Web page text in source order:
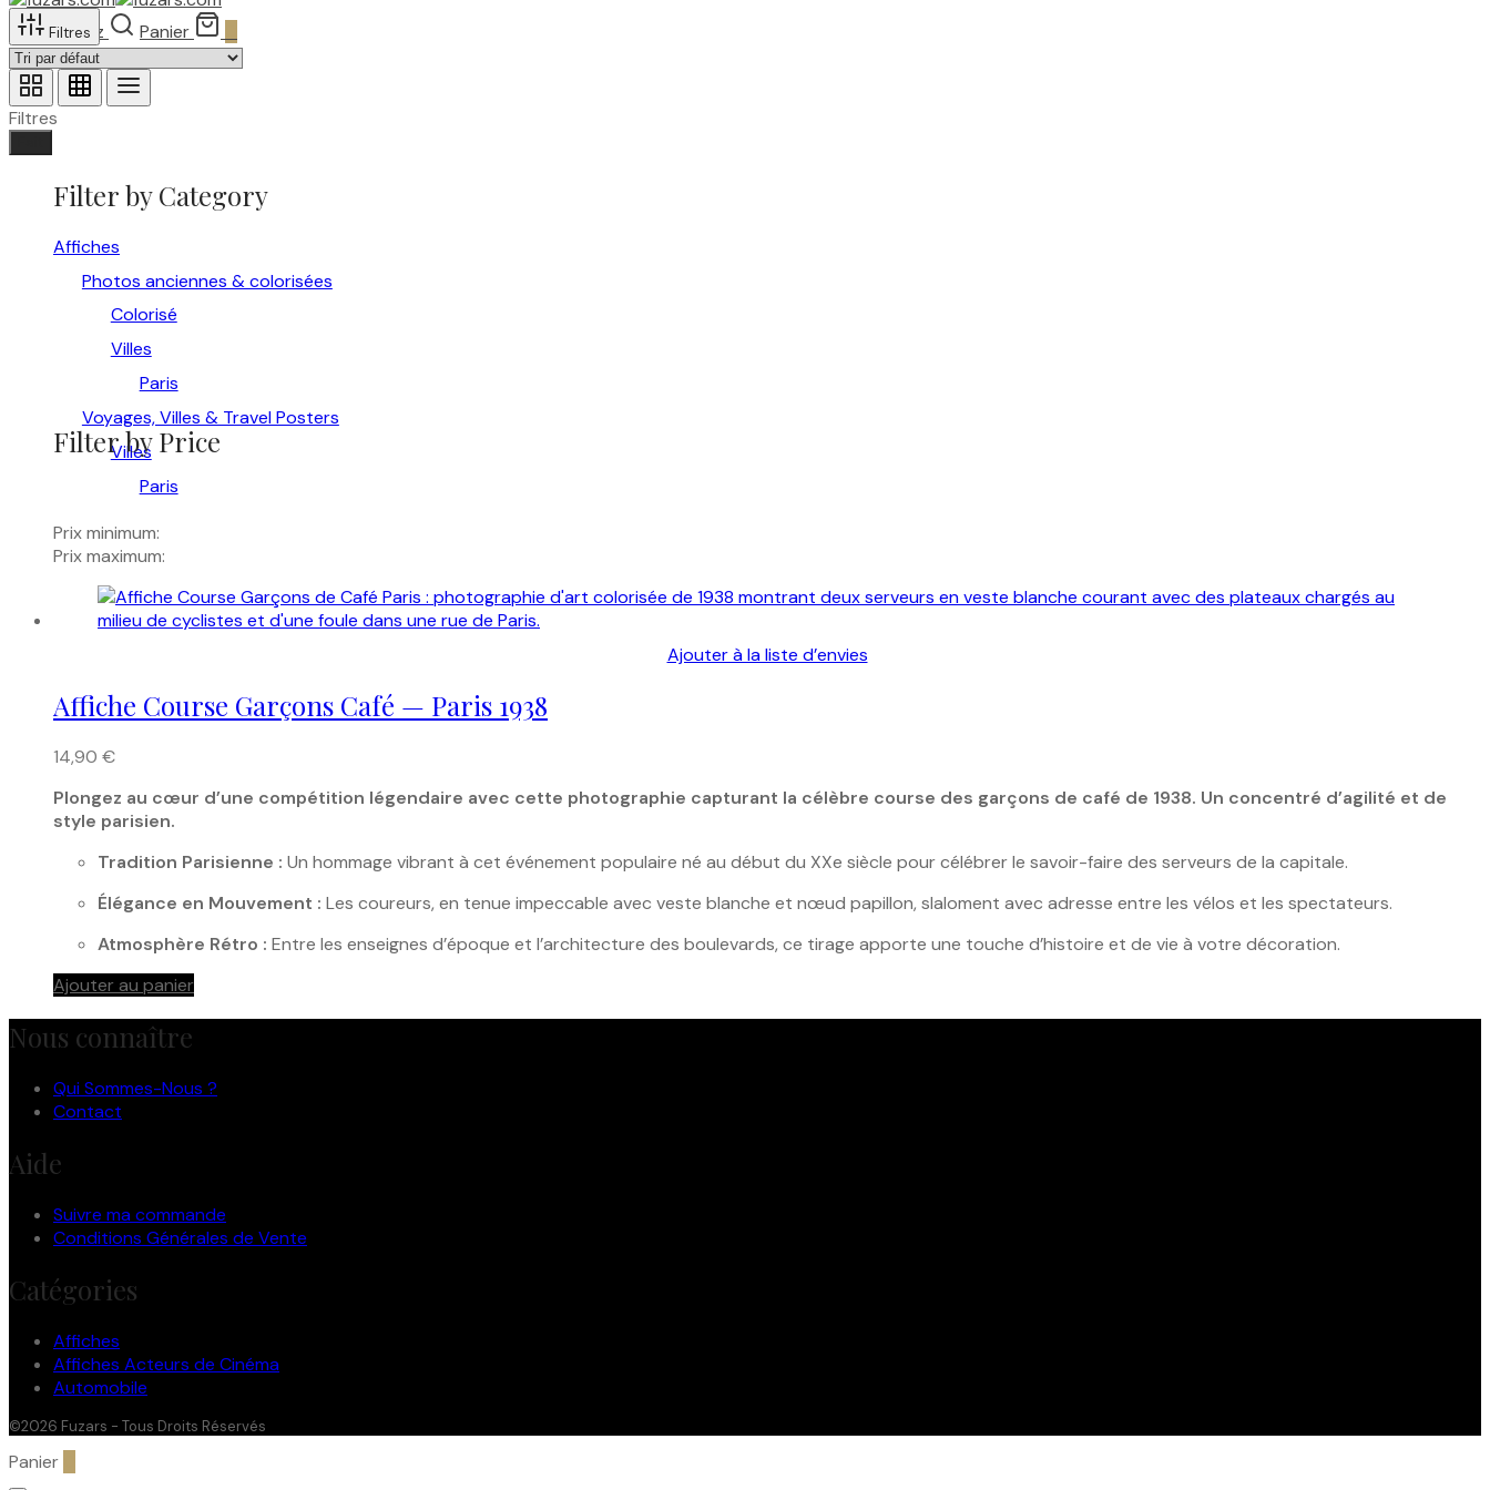
Recherchez Panier
Filtres
Filtres
Filter by Category
Affiches
Photos anciennes & colorisées
Colorisé
Villes
Paris
Voyages, Villes & Travel Posters
Villes
Paris
Filter by Price
Prix minimum:
Prix maximum:
Ajouter à la liste d’envies
Affiche Course Garçons Café — Paris 1938
14,90 €
Plongez au cœur d’une compétition légendaire avec cette photographie capturant la célèbre course des garçons de café de 1938. Un concentré d’agilité et de
style parisien.
Tradition Parisienne : Un hommage vibrant à cet événement populaire né au début du XXe siècle pour célébrer le savoir-faire des serveurs de la capitale.
Élégance en Mouvement : Les coureurs, en tenue impeccable avec veste blanche et nœud papillon, slaloment avec adresse entre les vélos et les spectateurs.
Atmosphère Rétro : Entre les enseignes d’époque et l’architecture des boulevards, ce tirage apporte une touche d’histoire et de vie à votre décoration.
Ajouter au panier
Nous connaître
Qui Sommes-Nous ?
Contact
Aide
Suivre ma commande
Conditions Générales de Vente
Catégories
Affiches
Affiches Acteurs de Cinéma
Automobile
©2026 Fuzars - Tous Droits Réservés
Panier